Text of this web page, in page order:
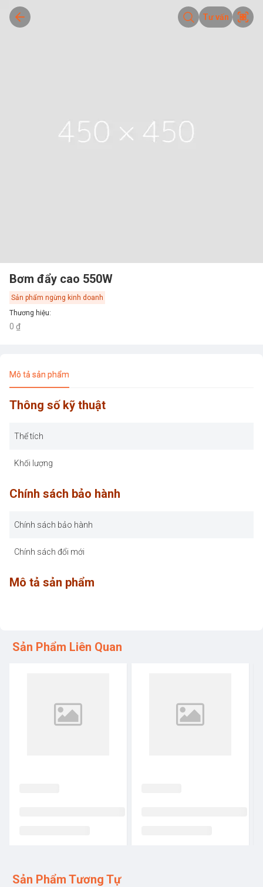
Tư vấn
Bơm đẩy cao 550W
Sản phẩm ngừng kinh doanh
Thương hiệu:
0 ₫
Mô tả sản phẩm
Thông số kỹ thuật
Thể tích
Khối lượng
Chính sách bảo hành
Chính sách bảo hành
Chính sách đổi mới
Mô tả sản phẩm
Sản Phẩm Liên Quan
Sản Phẩm Tương Tự